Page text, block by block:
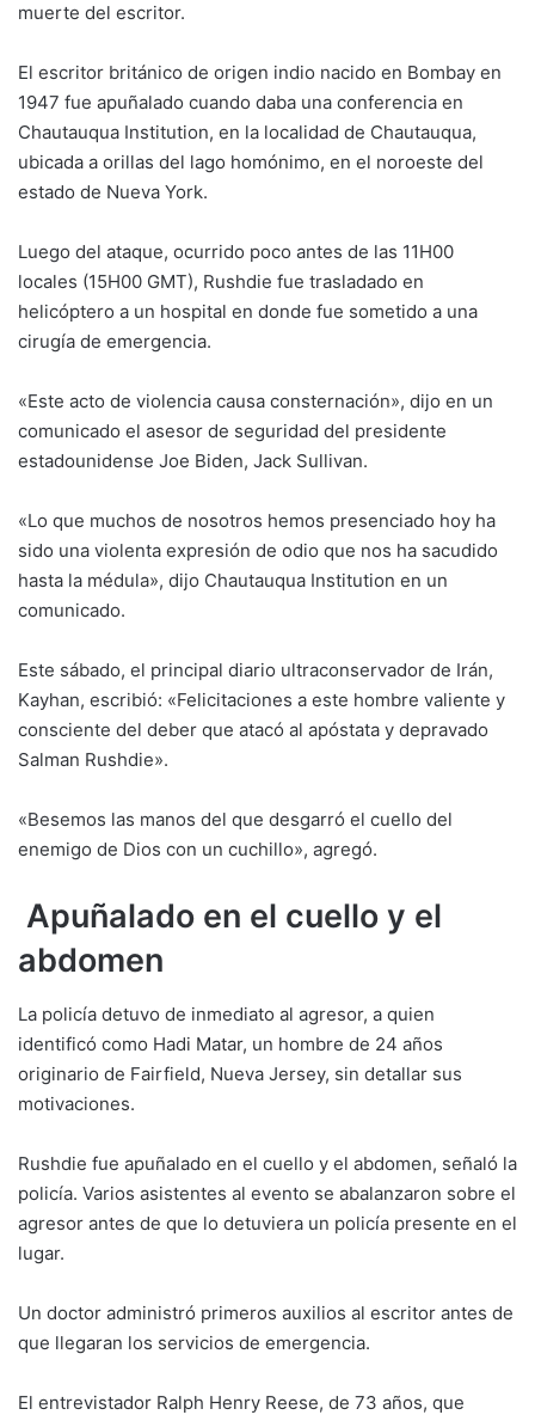
muerte del escritor.
El escritor británico de origen indio nacido en Bombay en
1947 fue apuñalado cuando daba una conferencia en
Chautauqua Institution, en la localidad de Chautauqua,
ubicada a orillas del lago homónimo, en el noroeste del
estado de Nueva York.
Luego del ataque, ocurrido poco antes de las 11H00
locales (15H00 GMT), Rushdie fue trasladado en
helicóptero a un hospital en donde fue sometido a una
cirugía de emergencia.
«Este acto de violencia causa consternación», dijo en un
comunicado el asesor de seguridad del presidente
estadounidense Joe Biden, Jack Sullivan.
«Lo que muchos de nosotros hemos presenciado hoy ha
sido una violenta expresión de odio que nos ha sacudido
hasta la médula», dijo Chautauqua Institution en un
comunicado.
Este sábado, el principal diario ultraconservador de Irán,
Kayhan, escribió: «Felicitaciones a este hombre valiente y
consciente del deber que atacó al apóstata y depravado
Salman Rushdie».
«Besemos las manos del que desgarró el cuello del
enemigo de Dios con un cuchillo», agregó.
Apuñalado en el cuello y el
abdomen
La policía detuvo de inmediato al agresor, a quien
identificó como Hadi Matar, un hombre de 24 años
originario de Fairfield, Nueva Jersey, sin detallar sus
motivaciones.
Rushdie fue apuñalado en el cuello y el abdomen, señaló la
policía. Varios asistentes al evento se abalanzaron sobre el
agresor antes de que lo detuviera un policía presente en el
lugar.
Un doctor administró primeros auxilios al escritor antes de
que llegaran los servicios de emergencia.
El entrevistador Ralph Henry Reese, de 73 años, que